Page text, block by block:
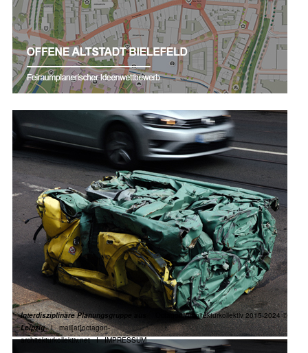
Interdisziplinäre Planungsgruppe aus
LeipzigI
mail[at]octagon-
architekturkollektiv.net IIMPRESSUM
Octagon Architekturkollektiv 2015-2024 ©